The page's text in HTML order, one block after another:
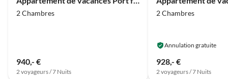
2 Chambres
940,- €
2 voyageurs / 7 Nuits
2 Chambres
Annulation gratuite
928,- €
2 voyageurs / 7 Nuits